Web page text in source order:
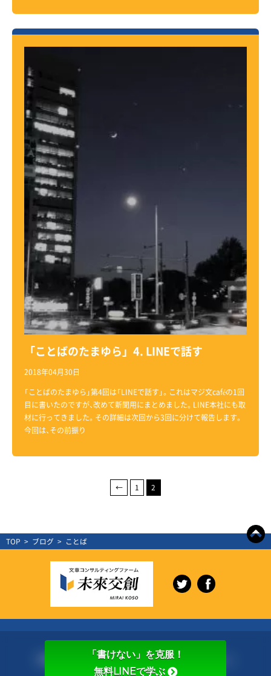
「ことばのたまゆら」4. LINEで話す
2018年04月30日
「ことばのたまゆら」第4回は「LINEで話す」。これはマジ文caféの1回
目に書いたのですが、改めて新聞用にまとめました。LINE本社にも取
材に行ってきました。その詳細は次回から3回に分けて報告します。
今回は、その前振り
← 1 2
TOP > ブログ > ことば
特定商取引法に基づく表記 ｜プライバシーポリシー
「書けない」を克服！
無料LINEで学ぶ